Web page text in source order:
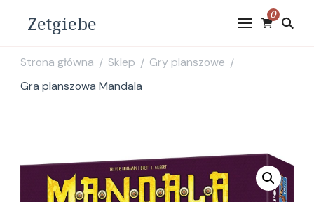
Zetgiebe 0
Strona główna / Sklep / Gry planszowe /
Gra planszowa Mandala